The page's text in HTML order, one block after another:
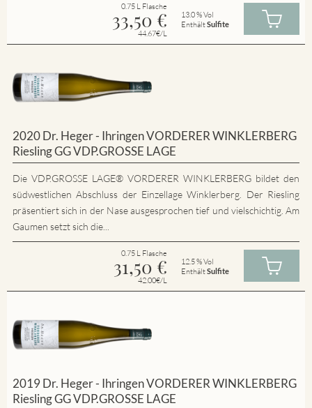
0.75 L Flasche
33,50 €
44.67€/L
13.0 % Vol
EnthältSulfite
2020 Dr. Heger - Ihringen VORDERER WINKLERBERG
Riesling GG VDP.GROSSE LAGE
Die VDP.GROSSE LAGE® VORDERER WINKLERBERG bildet den
südwestlichen Abschluss der Einzellage Winklerberg. Der Riesling
präsentiert sich in der Nase ausgesprochen tief und vielschichtig. Am
Gaumen setzt sich die...
0.75 L Flasche
31,50 €
42.00€/L
12.5 % Vol
EnthältSulfite
2019 Dr. Heger - Ihringen VORDERER WINKLERBERG
Riesling GG VDP.GROSSE LAGE